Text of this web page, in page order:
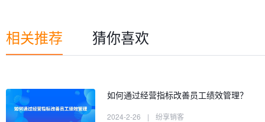
相关推荐 猜你喜欢
如何通过经营指标改善员工绩效管理？
2024-2-26 | 纷享销客